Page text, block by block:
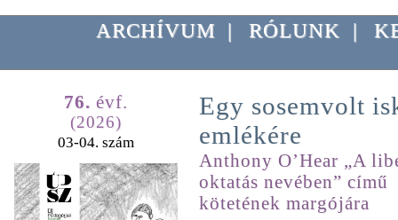
ARCHÍVUM | RÓLUNK |
76. évf.
(2026)
03-04. szám
Egy sosemvolt
emlékére
Anthony O’Hear „A
oktatás nevében” című
kötetének margójára